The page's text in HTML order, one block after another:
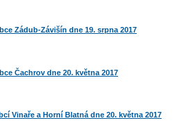
Zádub-Závišín dne 19. srpna 2017
Čachrov dne 20. května 2017
Vinaře a Horní Blatná dne 20. května 2017